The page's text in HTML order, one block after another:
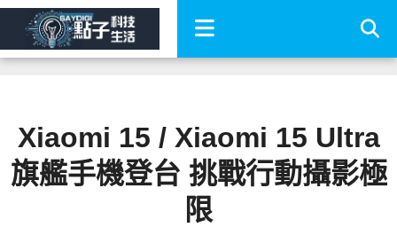
Xiaomi 15 / Xiaomi 15 Ultra
旗艦手機登台 挑戰行動攝影極
限